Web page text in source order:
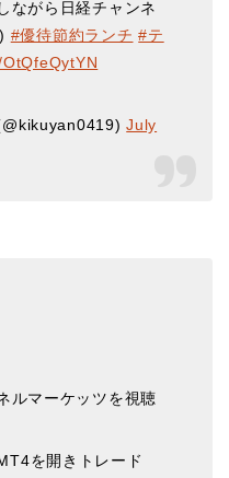
ながら日経チャンネ
#優待節約ランチ #テ
July
ルマーケッツを視聴
を開きトレード